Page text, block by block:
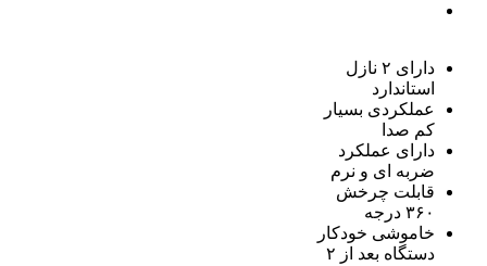
دارای ۲ نازل
استاندارد
عملکردی بسیار
کم صدا
دارای عملکرد
ضربه ای و نرم
قابلت چرخش
۳۶۰ درجه
خاموشی خودکار
دستگاه بعد از ۲